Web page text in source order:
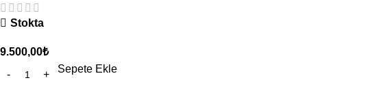
Stokta
9.500,00₺
Sepete Ekle